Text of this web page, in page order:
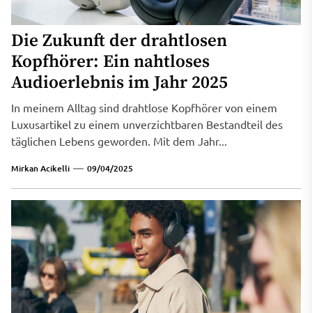
Die Zukunft der drahtlosen
Kopfhörer: Ein nahtloses
Audioerlebnis im Jahr 2025
In meinem Alltag sind drahtlose Kopfhörer von einem
Luxusartikel zu einem unverzichtbaren Bestandteil des
täglichen Lebens geworden. Mit dem Jahr...
Mirkan Acikelli 09/04/2025